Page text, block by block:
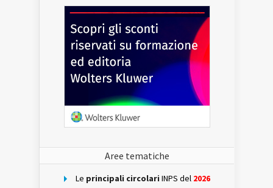
Aree tematiche
Le principali circolari INPS del 2026